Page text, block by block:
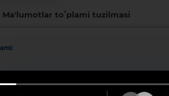
Ma'lumotlar toʻplami tuzilmasi